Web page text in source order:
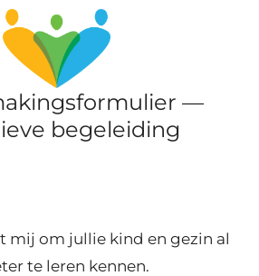
—
begeleiding
mij om jullie kind en gezin al
te leren kennen.